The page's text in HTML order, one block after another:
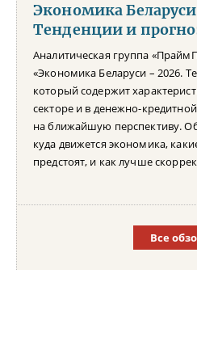
Экономика
Тенденции и
Аналитическая группа
«Экономика Беларуси – 2026.
который содержит
секторе и в денежно-
на ближайшую перспективу.
куда движется экономика,
предстоят, и как лучше
Все